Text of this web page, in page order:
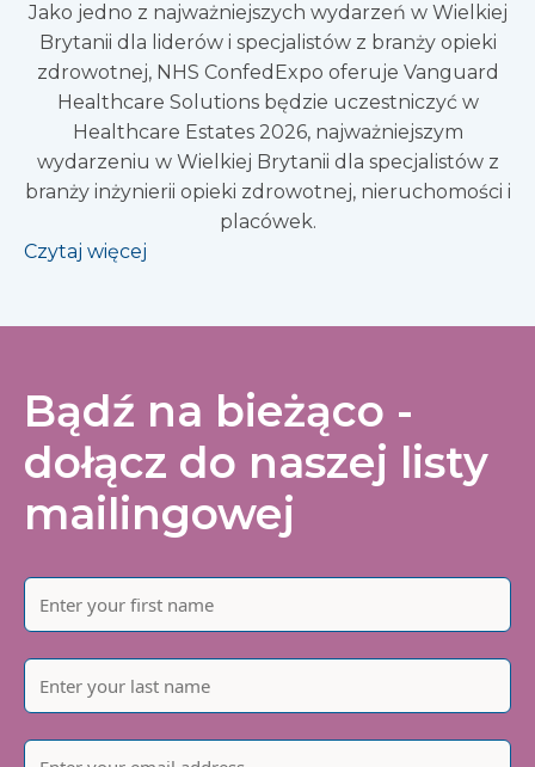
Jako jedno z najważniejszych wydarzeń w Wielkiej
Brytanii dla liderów i specjalistów z branży opieki
zdrowotnej, NHS ConfedExpo oferuje Vanguard
Healthcare Solutions będzie uczestniczyć w
Healthcare Estates 2026, najważniejszym
wydarzeniu w Wielkiej Brytanii dla specjalistów z
branży inżynierii opieki zdrowotnej, nieruchomości i
placówek.
Czytaj więcej
Bądź na bieżąco -
dołącz do naszej listy
mailingowej